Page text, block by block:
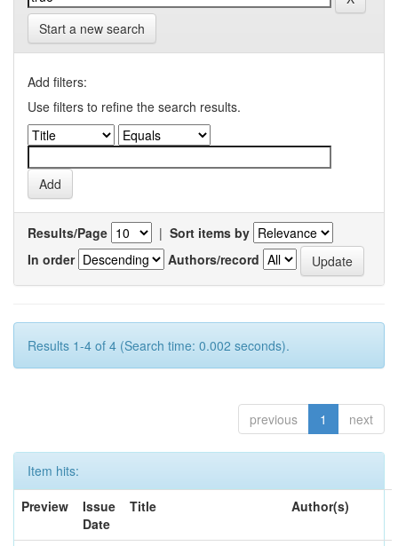
Start a new search
Add filters:
Use filters to refine the search results.
Results/Page | Sort items by
In order
Authors/record
Results 1-4 of 4 (Search time: 0.002 seconds).
previous 1 next
Item hits:
Preview
Issue
Date
Title Author(s)